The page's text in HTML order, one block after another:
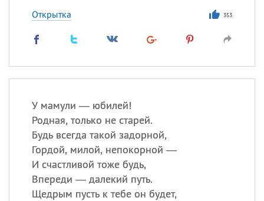
Открытка 353
У мамули — юбилей!
Родная, только не старей.
Будь всегда такой задорной,
Гордой, милой, непокорной —
И счастливой тоже будь,
Впереди — далекий путь.
Щедрым пусть к тебе он будет,